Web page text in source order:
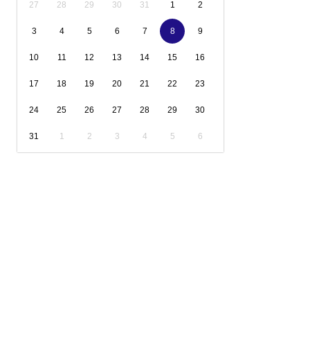
27 28 29 30 31 1 2
3 4 5 6 7 8 9
10 11 12 13 14 15 16
17 18 19 20 21 22 23
24 25 26 27 28 29 30
31 1 2 3 4 5 6